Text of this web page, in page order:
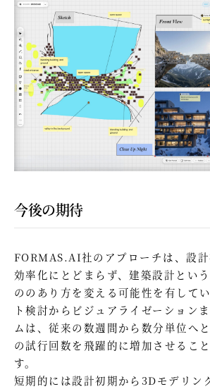
今後の期待
FORMAS.AI社のアプローチは、設
効率化にとどまらず、建築設計とい
ののあり方を変える可能性を有して
ト検討からビジュアライゼーション
ムは、従来の数週間から数分単位へ
の試行回数を飛躍的に増加させるこ
す。
短期的には設計初期から3Dモデリン